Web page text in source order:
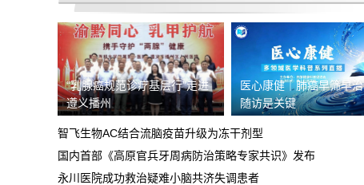
在4S店交了订金现在让退定金不退
据我了解，我锁单车辆根本没有生产，只
需4s店跟厂家沟通即可取消订单。
现在诉求退款
重庆鑫茂丰硕汽车销售有限公司收取定金
5000元不予退还
“乳腺癌规范诊疗基层行”走进
遵义播州
医心康健｜肺癌早筛早
随访是关键
智飞生物AC结合流脑疫苗升级为冻干剂型
国内首部《高原官兵牙周病防治策略专家共识》发布
永川医院成功救治疑难小脑共济失调患者